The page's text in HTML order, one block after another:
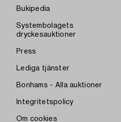
Bukipedia
Systembolagets
dryckesauktioner
Press
Lediga tjänster
Bonhams - Alla auktioner
Integritetspolicy
Om cookies